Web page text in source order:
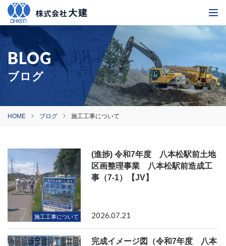
ブログ
HOME ブログ 施工工事について
施工工事について
(進捗) 令和7年度 八本松駅前土地
区画整理事業 八本松駅前造成工
事（7-1）【JV】
2026.07.21
完成イメージ図（令和7年度 八本